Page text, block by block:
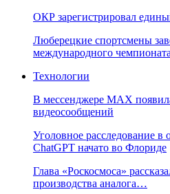
ОКР зарегистрировал
Люберецкие спортсмены
международного
Технологии
В мессенджере MAX
видеосообщений
Уголовное расследование
ChatGPT начато во Флориде
Глава «Роскосмоса»
производства аналога…